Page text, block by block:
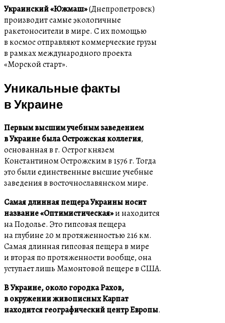
Украинский «Южмаш»(Днепропетровск)
производит самые экологичные
ракетоносители в мире. С их помощью
в космос отправляют коммерческие грузы
в рамках международного проекта
«Морской старт».
Уникальные факты
в Украине
Первым высшим учебным заведением
в Украине была Острожская коллегия,
основанная в г. Острог князем
Константином Острожским в 1576 г. Тогда
это были единственные высшие учебные
заведения в восточнославянском мире.
Самая длинная пещера Украины носит
название «Оптимистическая»и находится
на Подолье. Это гипсовая пещера
на глубине 20 м протяженностью 216 км.
Самая длинная гипсовая пещера в мире
и вторая по протяженности вообще, она
уступает лишь Мамонтовой пещере в США.
В Украине, около городка Рахов,
в окружении живописных Карпат
находится географический центр Европы.